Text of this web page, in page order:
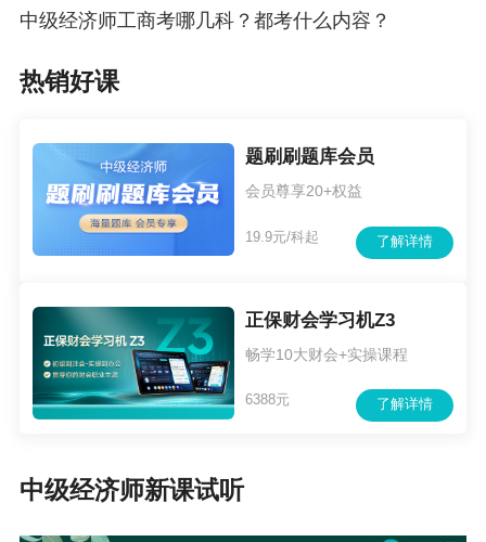
中级经济师工商考哪几科？都考什么内容？
热销好课
题刷刷题库会员
会员尊享20+权益
了解详情
19.9元/科起
正保财会学习机Z3
畅学10大财会+实操课程
了解详情
6388元
中级经济师新课试听